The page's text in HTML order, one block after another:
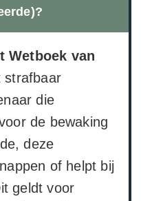
Wetboek van
die
de bewaking
deze
of helpt bij
geldt voor